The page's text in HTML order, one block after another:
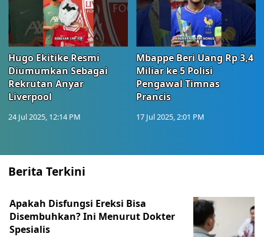
Hugo Ekitike Resmi
Diumumkan Sebagai
Rekrutan Anyar
Liverpool
24 Jul 2025, 12:14 PM
Mbappe Beri Uang Rp 3,4
Miliar ke 5 Polisi
Pengawal Timnas
Prancis
17 Jul 2025, 2:01 PM
Berita Terkini
Apakah Disfungsi Ereksi Bisa
Disembuhkan? Ini Menurut Dokter
Spesialis